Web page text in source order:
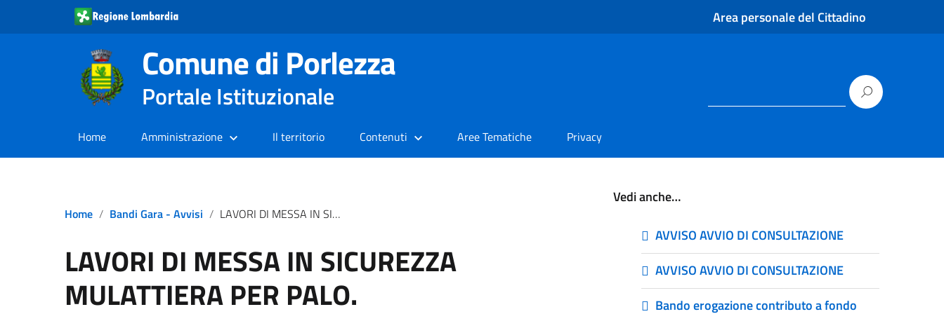
Area personale del Cittadino
Comune di Porlezza
Portale Istituzionale
Home Amministrazione Il territorio Contenuti Aree Tematiche Privacy
Home Bandi Gara - Avvisi LAVORI DI MESSA IN SICUREZZA MULATTIERA PER PALO.
LAVORI DI MESSA IN SICUREZZA
MULATTIERA PER PALO.
Vedi anche…
AVVISO AVVIO DI CONSULTAZIONE
AVVISO AVVIO DI CONSULTAZIONE
Bando erogazione contributo a fondo